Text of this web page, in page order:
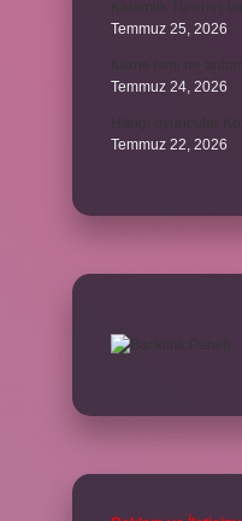
Temmuz 25, 2026
Temmuz 24, 2026
Temmuz 22, 2026